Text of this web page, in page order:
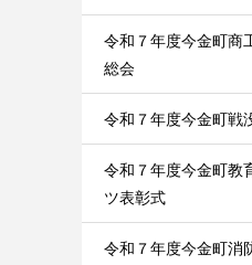
令和７年度今金町商
総会
令和７年度今金町戦
令和７年度今金町教
ツ表彰式
令和７年度今金町消